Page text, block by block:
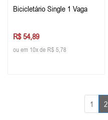
Bicicletário Single 1 Vaga
R$ 54,89
ou em 10x de R$ 5,78
1 2